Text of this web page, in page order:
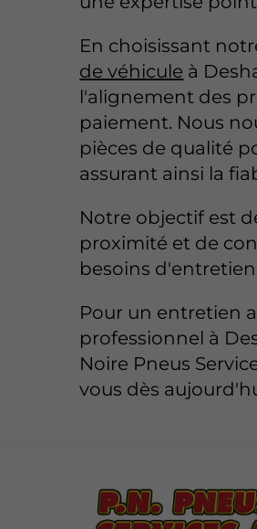
En choisissant
de véhicule à
l'alignement des
paiement. Nous
pièces de qualité
assurant ainsi la
Notre objectif est
proximité et de
besoins
Pour un entretien
professionnel à
Noire Pneus
vous dès